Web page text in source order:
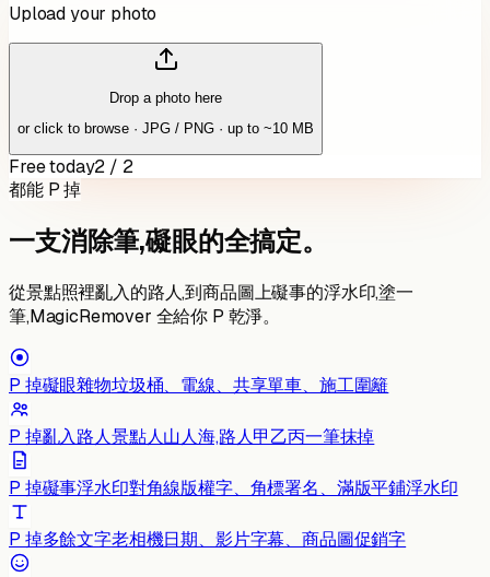
Upload your photo
Drop a photo here
or click to browse · JPG / PNG · up to ~10 MB
Free today2 / 2
都能 P 掉
一支消除筆,礙眼的全搞定。
從景點照裡亂入的路人,到商品圖上礙事的浮水印,塗一
筆,MagicRemover 全給你 P 乾淨。
P 掉礙眼雜物垃圾桶、電線、共享單車、施工圍籬
P 掉亂入路人景點人山人海,路人甲乙丙一筆抹掉
P 掉礙事浮水印對角線版權字、角標署名、滿版平鋪浮水印
P 掉多餘文字老相機日期、影片字幕、商品圖促銷字